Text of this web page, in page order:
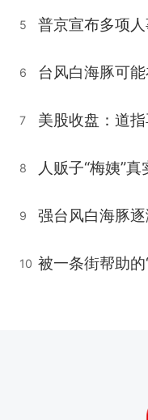
5 普京宣布多项
6 台风白海豚可
7 美股收盘：道
8 人贩子“梅姨”
9 强台风白海豚
10 被一条街帮助